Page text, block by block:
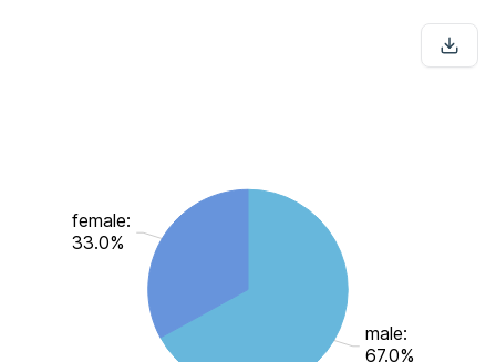
male:
67.0%
female:
33.0%